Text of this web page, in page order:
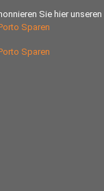
Sie hier unseren